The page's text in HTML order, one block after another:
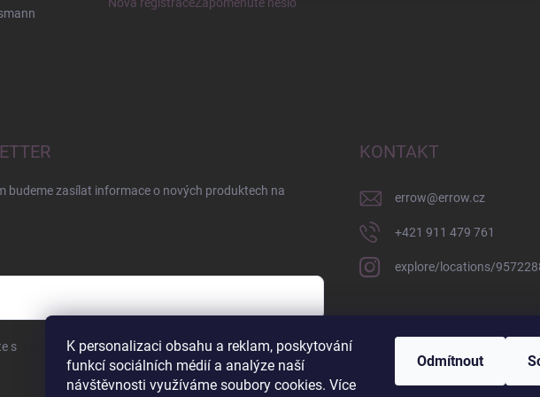
K personalizaci obsahu a reklam, poskytování
funkcí sociálních médií a analýze naší
návštěvnosti využíváme soubory cookies. Více
Odmítnout
budeme zasílat informace o nových produktech na
s podmínkami ochrany osobních údajů
KONTAKT
errow@errow.cz
+421 911 479 761
explore/locations/